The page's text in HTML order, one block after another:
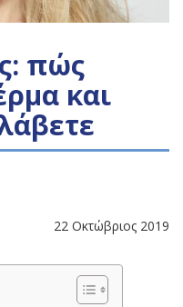
πώς
και
22 Οκτώβριος 2019